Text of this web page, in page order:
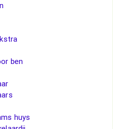
ben
huys